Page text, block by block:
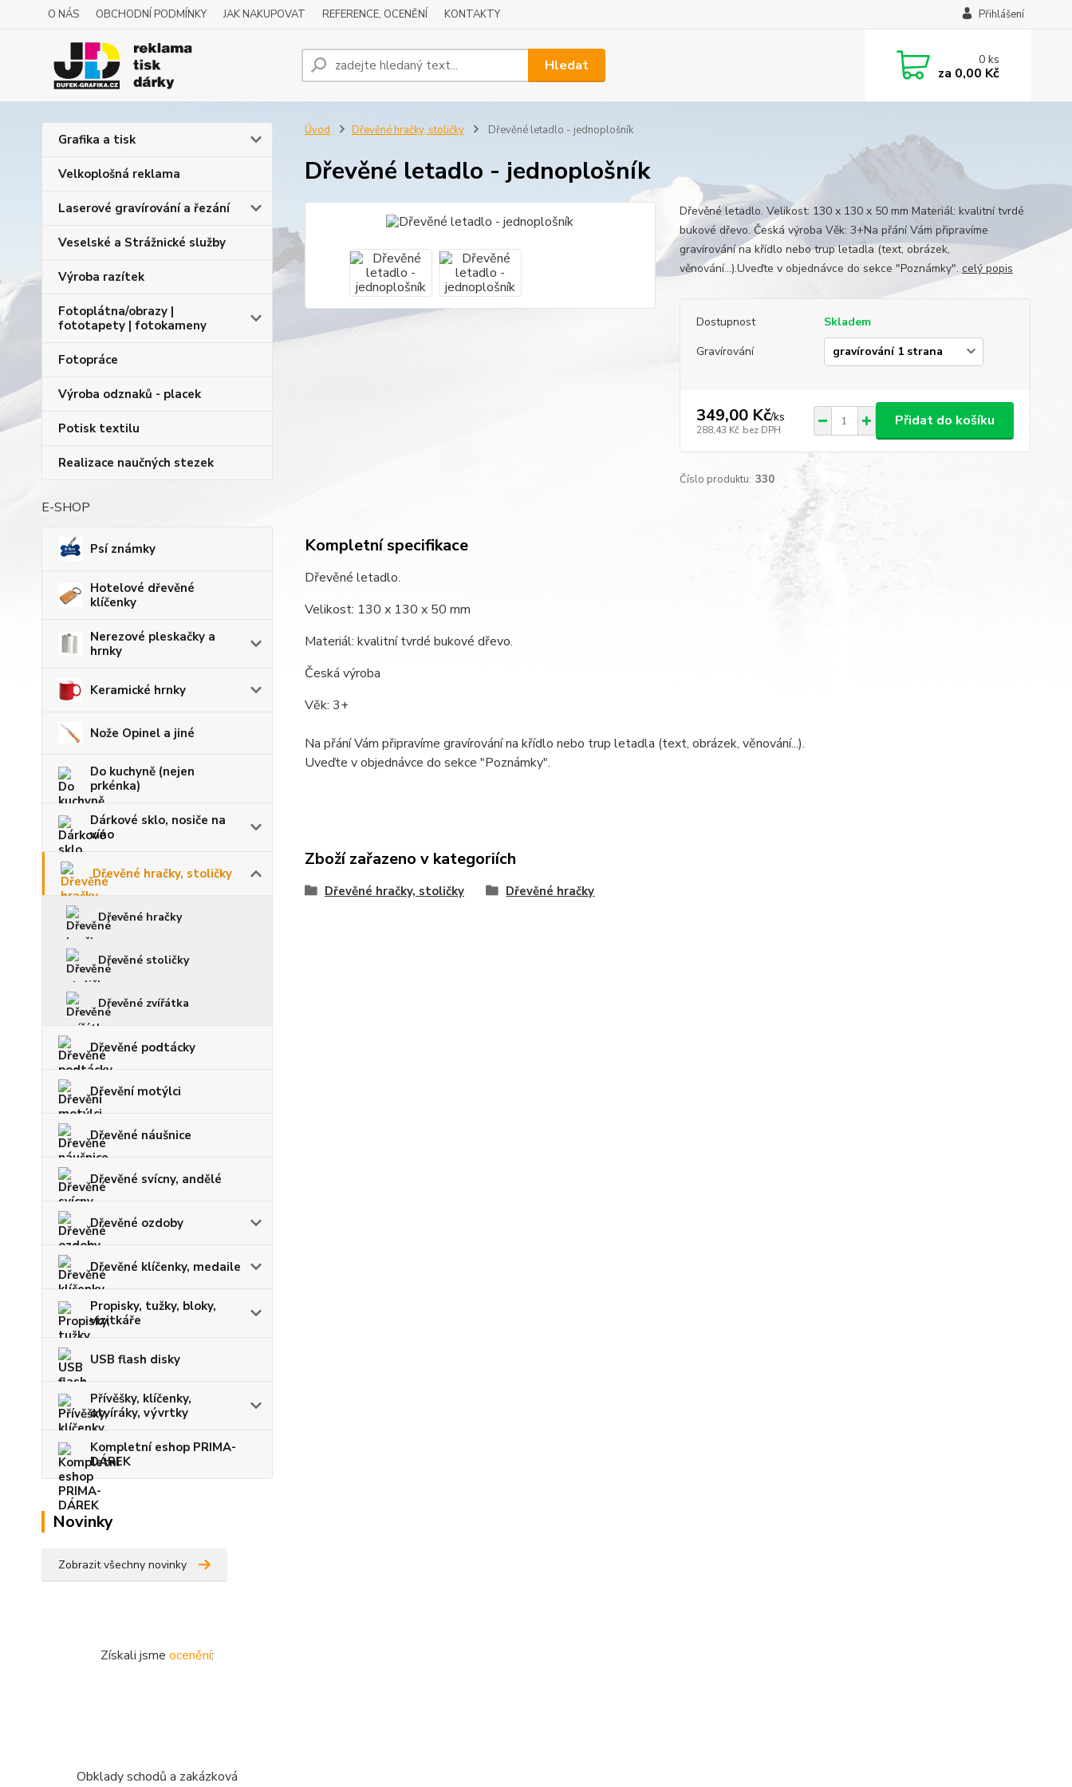
O NÁS OBCHODNÍ PODMÍNKY JAK NAKUPOVAT REFERENCE, OCENĚNÍ KONTAKTY Přihlášení
Hledat 0ks
za 0,00 Kč
Grafika a tisk
Velkoplošná reklama
Laserové gravírování a řezání
Veselské a Strážnické služby
Výroba razítek
Fotoplátna/obrazy |
fototapety | fotokameny
Fotopráce
Výroba odznaků - placek
Potisk textilu
Realizace naučných stezek
E-SHOP
Psí známky
Hotelové dřevěné
klíčenky
Nerezové pleskačky a
hrnky
Keramické hrnky
Nože Opinel a jiné
Do kuchyně (nejen
prkénka)
Dárkové sklo, nosiče na
víno
Dřevěné hračky, stoličky
Dřevěné hračky
Dřevěné stoličky
Dřevěné zvířátka
Dřevěné podtácky
Dřevění motýlci
Dřevěné náušnice
Dřevěné svícny, andělé
Dřevěné ozdoby
Dřevěné klíčenky, medaile
Propisky, tužky, bloky,
vizitkáře
USB flash disky
Přívěšky, klíčenky,
otvíráky, vývrtky
Kompletní eshop PRIMA-
DÁREK
Novinky
Zobrazit všechny novinky
Získali jsme ocenění:
Obklady schodů a zakázková
Úvod Dřevěné hračky, stoličky Dřevěné letadlo - jednoplošník
Dřevěné letadlo - jednoplošník
Dřevěné letadlo. Velikost: 130 x 130 x 50 mm Materiál: kvalitní tvrdé
bukové dřevo. Česká výroba Věk: 3+Na přání Vám připravíme
gravírování na křídlo nebo trup letadla (text, obrázek,
věnování...).Uveďte v objednávce do sekce "Poznámky". celý popis
Dostupnost
Skladem
Gravírování
349,00 Kč/ks
288,43 Kč bez DPH
Přidat do košíku
Číslo produktu: 330
Kompletní specifikace
Dřevěné letadlo.
Velikost: 130 x 130 x 50 mm
Materiál: kvalitní tvrdé bukové dřevo.
Česká výroba
Věk: 3+
Na přání Vám připravíme gravírování na křídlo nebo trup letadla (text, obrázek, věnování...).
Uveďte v objednávce do sekce "Poznámky".
Zboží zařazeno v kategoriích
Dřevěné hračky, stoličky Dřevěné hračky